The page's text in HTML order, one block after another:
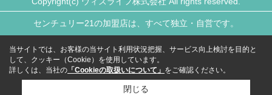
センチュリー21の加盟店は、すべて独立・自営です。
当サイトでは、お客様の当サイト利用状況把握、サービス向上検討を目的と
して、クッキー（Cookie）を使用しています。
詳しくは、当社の 「Cookieの取扱いについて」 をご確認ください。
閉じる